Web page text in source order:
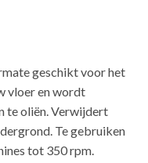
geschikt voor het
vloer en wordt
te oliën. Verwijdert
Te gebruiken
tot 350 rpm.